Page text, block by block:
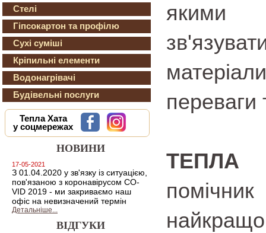
Стелі
Гіпсокартон та профілю
Сухі суміші
Кріпильні елементи
Водонагрівачі
Будівельні послуги
Тепла Хата
у соцмережах
НОВИНИ
17-05-2021
З 01.04.2020 у зв'язку із ситуацією,
пов'язаною з коронавірусом CO-
VID 2019 - ми закриваємо наш
офіс на невизначений термін
Детальніше...
ВІДГУКИ
якими
переваги
ТЕПЛА